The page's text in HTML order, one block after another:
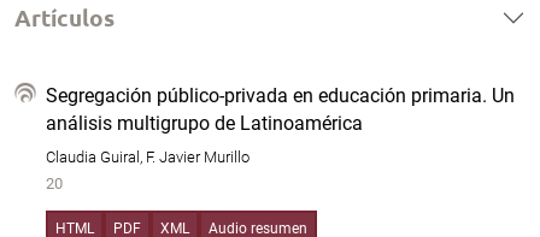
Artículos
Segregación público-privada en educación primaria. Un
análisis multigrupo de Latinoamérica
Claudia Guiral, F. Javier Murillo
20
HTML PDF XML Audio resumen